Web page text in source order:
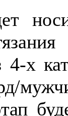
4-х